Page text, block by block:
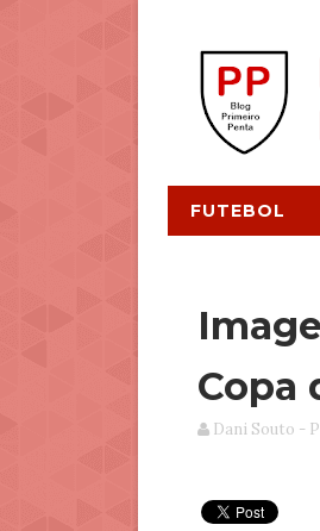
FUTEBOL
Copa
Dani Souto -